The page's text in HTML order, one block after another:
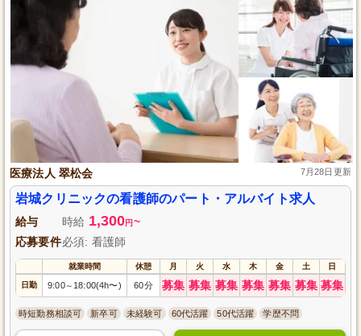
医療法人 翠松会 7月28日更新
岩城クリニックの看護師のパート・アルバイト求人
給与 時給 1,300円 ~
応募要件必須: 看護師
就業時間 休憩 月 火 水 木 金 土 日
日勤 9:00～ 18:00(4h〜) 60分 募集 募集 募集 募集 募集 募集 募集
時短勤務相談可 新卒可 未経験可 60代活躍 50代活躍 学歴不問